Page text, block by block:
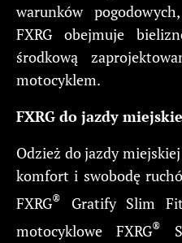
warunków
FXRG obejmuje
środkową
motocyklem.
FXRG do jazdy
Odzież do jazdy
komfort i swobodę
FXRG®
Gratify Slim
motocyklowe FXRG®